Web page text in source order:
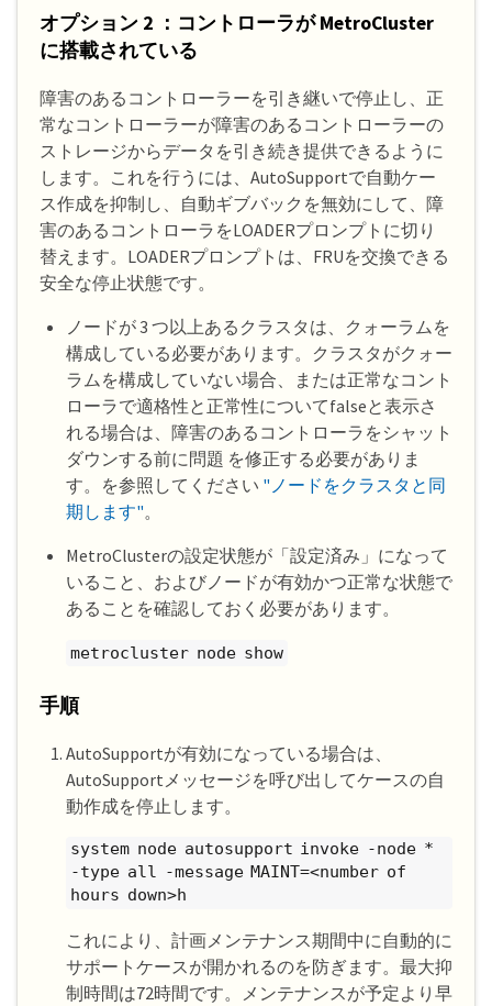
オプション 2 ：コントローラが MetroCluster
に搭載されている
障害のあるコントローラーを引き継いで停止し、正
常なコントローラーが障害のあるコントローラーの
ストレージからデータを引き続き提供できるように
します。これを行うには、AutoSupportで自動ケー
ス作成を抑制し、自動ギブバックを無効にして、障
害のあるコントローラをLOADERプロンプトに切り
替えます。LOADERプロンプトは、FRUを交換できる
安全な停止状態です。
ノードが 3 つ以上あるクラスタは、クォーラムを
構成している必要があります。クラスタがクォー
ラムを構成していない場合、または正常なコント
ローラで適格性と正常性についてfalseと表示さ
れる場合は、障害のあるコントローラをシャット
ダウンする前に問題 を修正する必要がありま
す。を参照してください "ノードをクラスタと同
期します"。
MetroClusterの設定状態が「設定済み」になって
いること、およびノードが有効かつ正常な状態で
あることを確認しておく必要があります。
metrocluster node show
手順
AutoSupportが有効になっている場合は、
AutoSupportメッセージを呼び出してケースの自
動作成を停止します。
system node autosupport invoke -node *
-type all -message MAINT=<number of
hours down>h
これにより、計画メンテナンス期間中に自動的に
サポートケースが開かれるのを防ぎます。最大抑
制時間は72時間です。メンテナンスが予定より早